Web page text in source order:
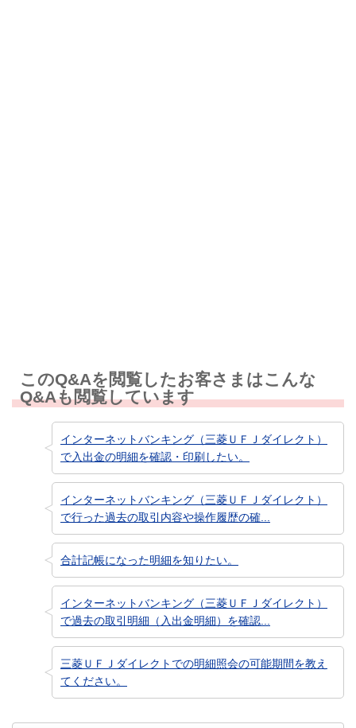
このQ&Aを閲覧したお客さまはこんな
Q&Aも閲覧しています
インターネットバンキング（三菱ＵＦＪダイレクト）
で入出金の明細を確認・印刷したい。
インターネットバンキング（三菱ＵＦＪダイレクト）
で行った過去の取引内容や操作履歴の確...
合計記帳になった明細を知りたい。
インターネットバンキング（三菱ＵＦＪダイレクト）
で過去の取引明細（入出金明細）を確認...
三菱ＵＦＪダイレクトでの明細照会の可能期間を教え
てください。